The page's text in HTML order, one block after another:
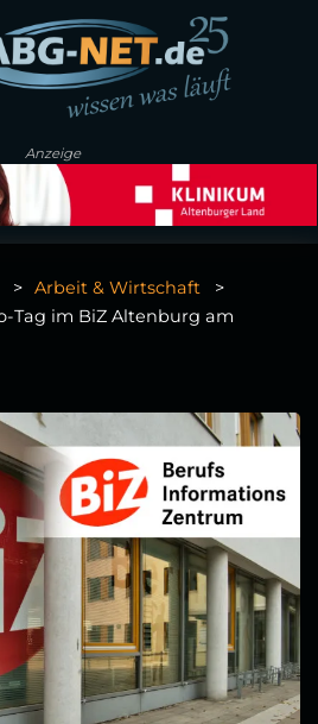
Anzeige
Arbeit & Wirtschaft
im BiZ Altenburg am